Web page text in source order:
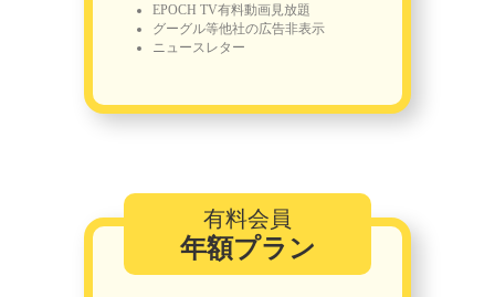
EPOCH TV有料動画見放題
グーグル等他社の広告非表示
ニュースレター
有料会員
年額プラン